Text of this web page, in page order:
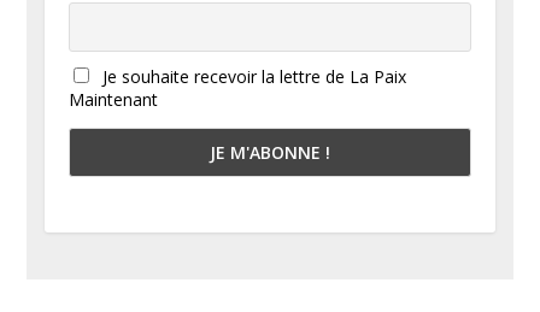
Je souhaite recevoir la lettre de La Paix
Maintenant